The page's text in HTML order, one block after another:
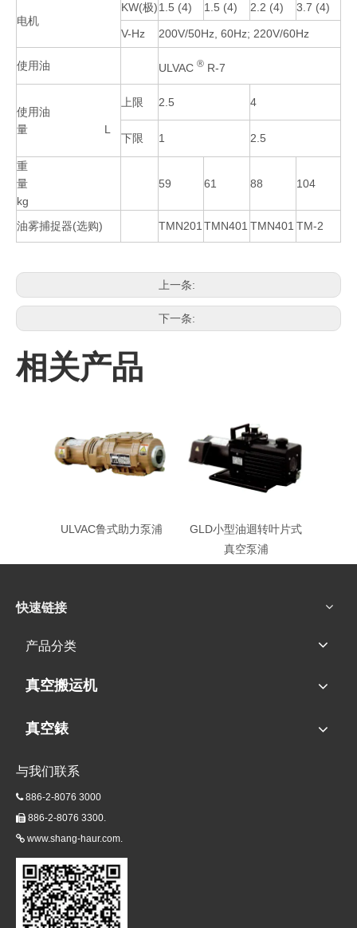
电机
KW(极)1.5 (4) 1.5 (4) 2.2 (4) 3.7 (4)
V-Hz 200V/50Hz, 60Hz; 220V/60Hz
使用油 ULVAC ® R-7
使用油
量 L
上限 2.5 4
下限 1 2.5
重
量
kg
59 61 88 104
油雾捕捉器(选购) TMN201TMN401 TMN401 TM-2
上一条:
下一条:
相关产品
ULVAC鲁式助力泵浦
GLD小型油迴转叶片式
真空泵浦
快速链接
产品分类
真空搬运机
真空錶
与我们联系
886-2-8076 3000
 886-2-8076 3300.
 www.shang-haur.com.